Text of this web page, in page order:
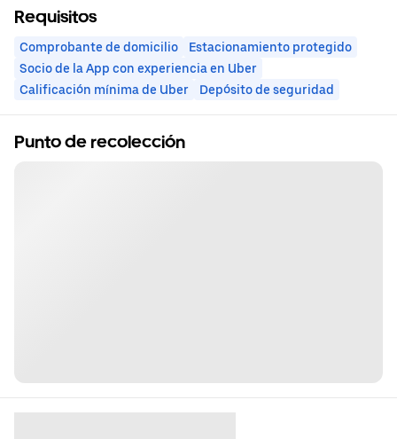
Requisitos
Comprobante de domicilio
Estacionamiento protegido
Socio de la App con experiencia en Uber
Calificación mínima de Uber
Depósito de seguridad
Punto de recolección